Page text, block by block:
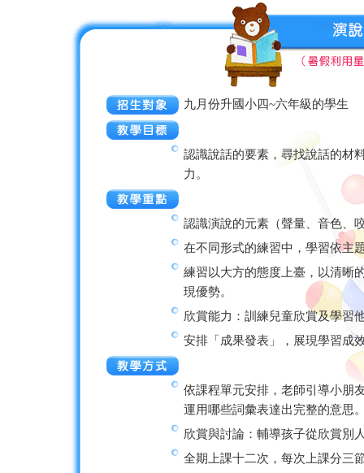
九月份升國小四~六年級的學生
認識說話的要素，尋找說話的材
力。
認識演說的元素（聲量、音色、
在不同形式的練習中，學習依主
練習以大方的態度上臺，以清晰
現優勢。
欣賞能力：訓練兒童欣賞及學習
安排「成果發表」，展現學習成
依課程單元安排，老師引導小朋
運用哪些詞彙表達出完整的意思
欣賞與討論：輔導孩子從欣賞別
全期上課十二次，每次上課分三